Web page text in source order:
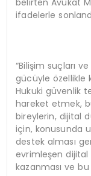
ifadelerle
“Bilişim suçları
gücüyle özellikle
Hukuki güvenlik
hareket etmek,
bireylerin, dijital
için, konusunda
destek alması
evrimleşen dijital
kazanması ve